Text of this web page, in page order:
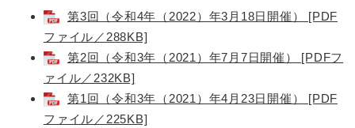
第3回（令和4年（2022）年3月18日開催） [PDF
ファイル／288KB]
第2回（令和3年（2021）年7月7日開催） [PDFフ
ァイル／232KB]
第1回（令和3年（2021）年4月23日開催） [PDF
ファイル／225KB]